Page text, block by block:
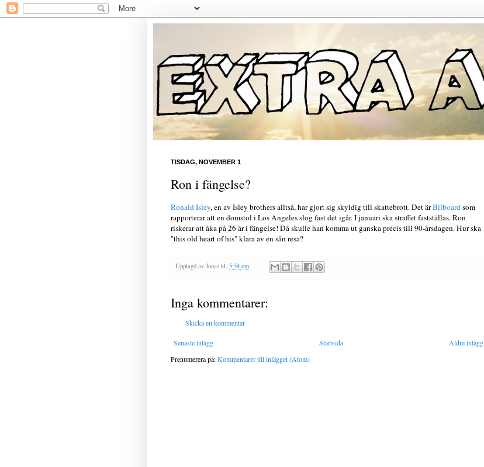
TISDAG, NOVEMBER 1
Ron i fängelse?
Ronald Isley, en av Isley brothers alltså, har gjort sig skyldig till skattebrott. Det ärBilboardsom
rapporterar att en domstol i Los Angeles slog fast det igår. I januari ska straffet fastställas. Ron
riskerar att åka på 26 år i fängelse! Då skulle han komma ut ganska precis till 90-årsdagen. Hur ska
"this old heart of his" klara av en sån resa?
Upplagd av Jonas kl. 5:54 em
Inga kommentarer:
Skicka en kommentar
Senaste inlägg Äldre inlägg
Startsida
Prenumerera på:Kommentarer till inlägget (Atom)